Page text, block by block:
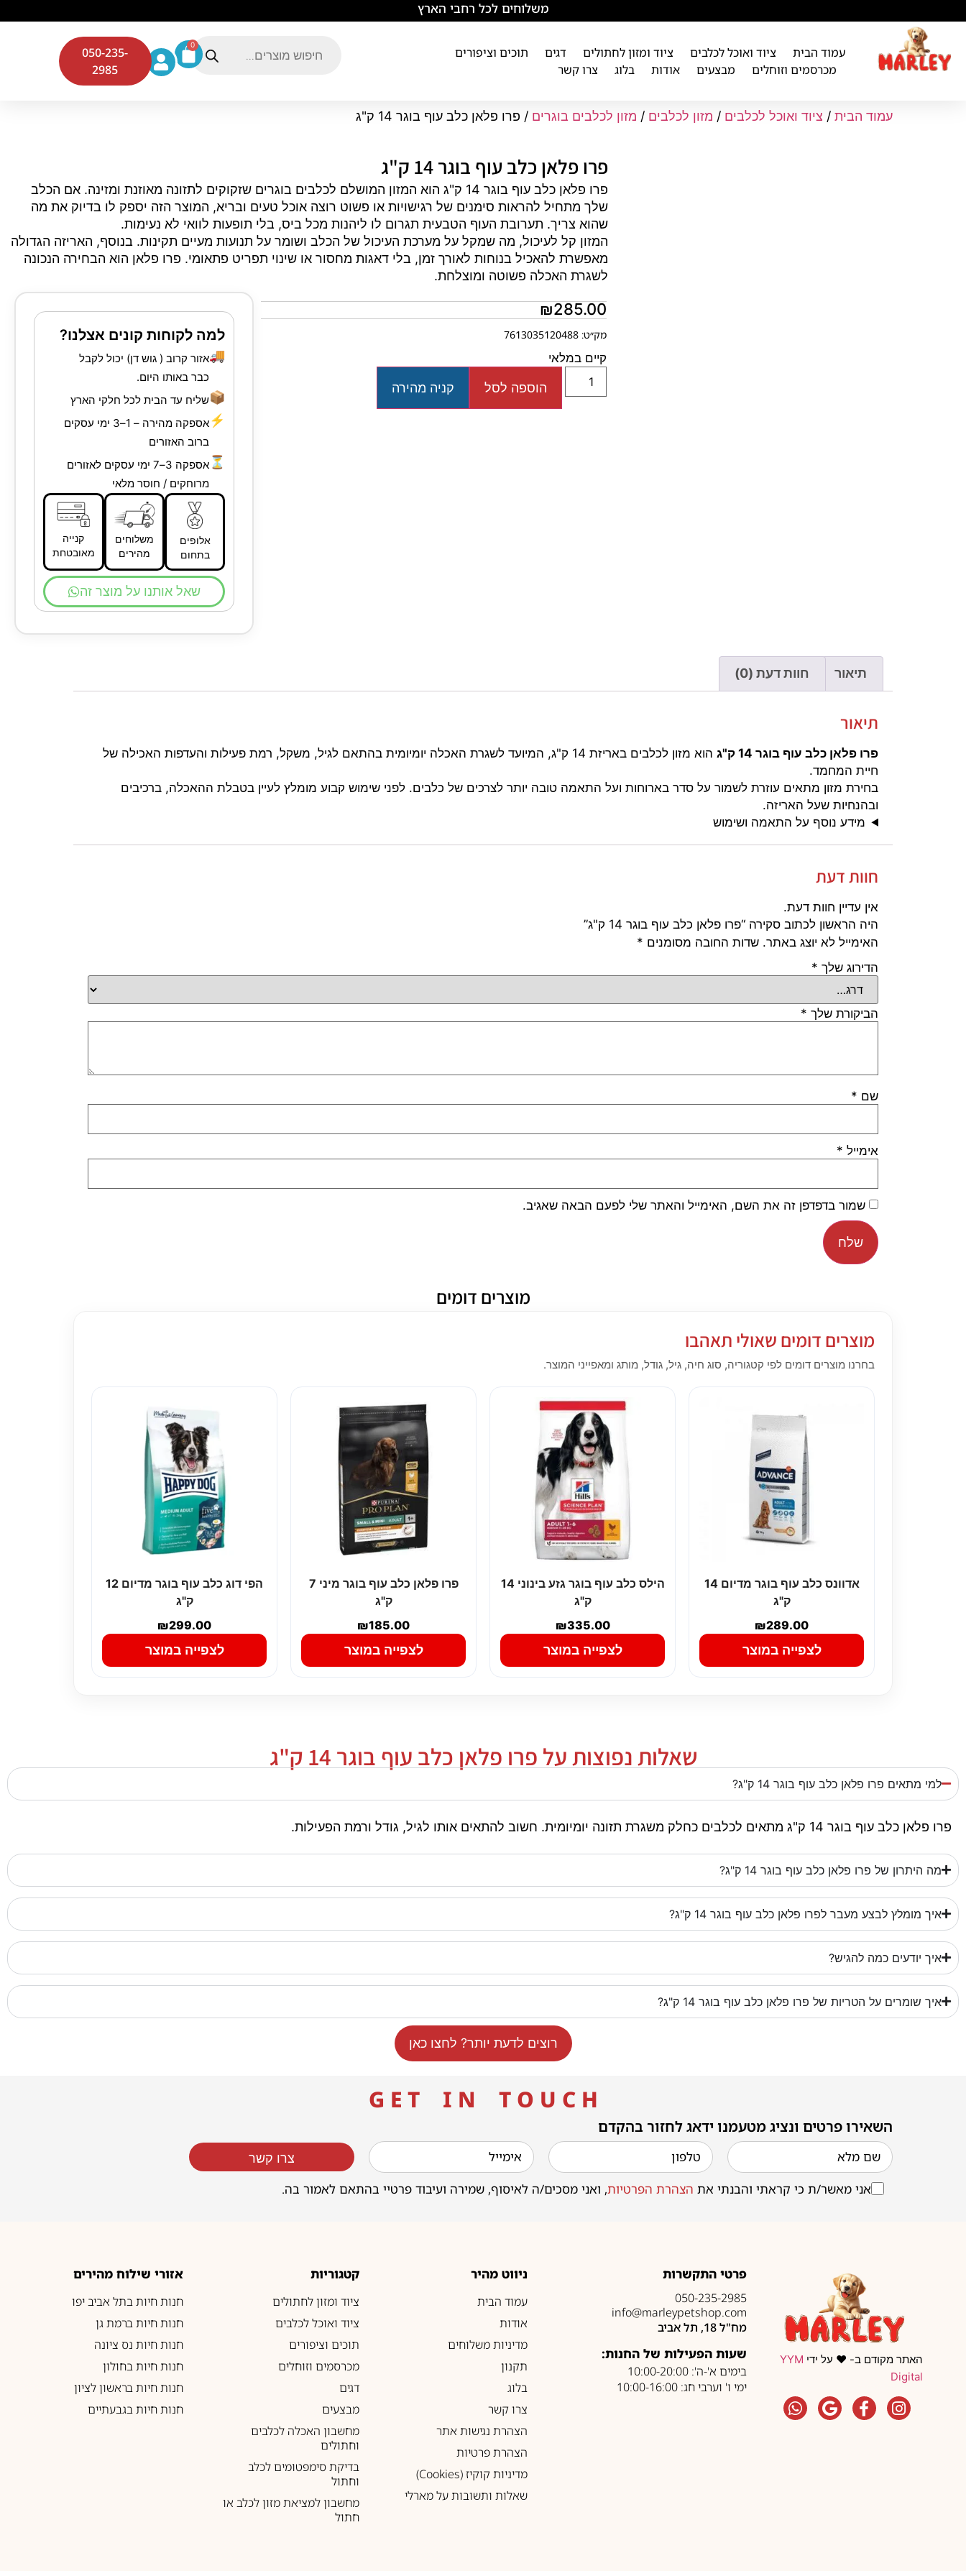
משלוחים לכל רחבי הארץ
עמוד הבית ציוד ואוכל לכלבים ציוד ומזון לחתולים דגים
תוכים וציפורים
מכרסמים וזוחלים
מבצעים אודות בלוג צרו קשר
0
050-235-
2985
עמוד הבית / ציוד ואוכל לכלבים / מזון לכלבים / מזון לכלבים בוגרים / פרו פלאן כלב עוף בוגר 14 ק"ג
פרו פלאן כלב עוף בוגר 14 ק"ג
פרו פלאן כלב עוף בוגר 14 ק"ג הוא המזון המושלם לכלבים בוגרים שזקוקים לתזונה מאוזנת ומזינה. אם הכלב
שלך מתחיל להראות סימנים של רגישויות או פשוט רוצה אוכל טעים ובריא, המוצר הזה יספק לו בדיוק את מה
שהוא צריך. תערובת העוף הטבעית תגרום לו ליהנות מכל ביס, בלי תופעות לוואי לא נעימות.
המזון קל לעיכול, מה שמקל על מערכת העיכול של הכלב ושומר על תנועות מעיים תקינות. בנוסף, האריזה הגדולה
מאפשרת להאכיל בנוחות לאורך זמן, בלי דאגות מחסור או שינוי תפריט פתאומי. פרו פלאן הוא הבחירה הנכונה
לשגרת האכלה פשוטה ומוצלחת.
₪285.00
מק״ט: 7613035120488
קיים במלאי
הוספה לסל קניה מהירה
למה לקוחות קונים אצלנו?
🚚אזור קרוב ( גוש דן) יכול לקבל
כבר באותו היום.
📦שליח עד הבית לכל חלקי הארץ
⚡
אספקה מהירה – 1–3 ימי עסקים
ברוב האזורים
⏳
אספקה 3–7 ימי עסקים לאזורים
מרוחקים / חוסר מלאי
אלופים
בתחום
משלוחים
מהירים
קנייה
מאובטחת
שאל אותנו על מוצר זה
תיאור חוות דעת (0)
תיאור
פרו פלאן כלב עוף בוגר 14 ק"ג
הוא מזון לכלבים באריזת 14 ק"ג, המיועד לשגרת האכלה יומיומית בהתאם לגיל, משקל, רמת פעילות והעדפות האכילה של
חיית המחמד.
בחירת מזון מתאים עוזרת לשמור על סדר בארוחות ועל התאמה טובה יותר לצרכים של כלבים. לפני שימוש קבוע מומלץ לעיין בטבלת ההאכלה, ברכיבים
ובהנחיות שעל האריזה.
מידע נוסף על התאמה ושימוש
חוות דעת
אין עדיין חוות דעת.
היה הראשון לכתוב סקירה “פרו פלאן כלב עוף בוגר 14 ק"ג”
האימייל לא יוצג באתר. שדות החובה מסומנים *
הדירוג שלך *
הביקורת שלך *
שם *
אימייל *
שמור בדפדפן זה את השם, האימייל והאתר שלי לפעם הבאה שאגיב.
מוצרים דומים
מוצרים דומים שאולי תאהבו
בחרנו מוצרים דומים לפי קטגוריה, סוג חיה, גיל, גודל, מותג ומאפייני המוצר.
אדוונס כלב עוף בוגר מדיום 14
ק"ג
₪289.00
לצפייה במוצר
הילס כלב עוף בוגר גזע בינוני 14
ק"ג
₪335.00
לצפייה במוצר
פרו פלאן כלב עוף בוגר מיני 7
ק"ג
₪185.00
לצפייה במוצר
הפי דוג כלב עוף בוגר מדיום 12
ק"ג
₪299.00
לצפייה במוצר
שאלות נפוצות על פרו פלאן כלב עוף בוגר 14 ק"ג
למי מתאים פרו פלאן כלב עוף בוגר 14 ק"ג?
פרו פלאן כלב עוף בוגר 14 ק"ג מתאים לכלבים כחלק משגרת תזונה יומיומית. חשוב להתאים אותו לגיל, גודל ורמת הפעילות.
מה היתרון של פרו פלאן כלב עוף בוגר 14 ק"ג?
איך מומלץ לבצע מעבר לפרו פלאן כלב עוף בוגר 14 ק"ג?
איך יודעים כמה להגיש?
איך שומרים על הטריות של פרו פלאן כלב עוף בוגר 14 ק"ג?
רוצים לדעת יותר? לחצו כאן
G E T I N T O U C H
השאירו פרטים ונציג מטעמנו ידאג לחזור בהקדם
אני מאשר/ת כי קראתי והבנתי את הצהרת הפרטיות, ואני מסכים/ה לאיסוף, שמירה ועיבוד פרטיי בהתאם לאמור בה.
צרו קשר
האתר מקודם ב- ❤️ על ידי YYM
Digital
פרטי התקשרות
050-235-2985
info@marleypetshop.com
מח"ל 18, תל אביב
שעות הפעילות של החנות:
בימים א'-ה': 10:00-20:00
ימי ו' וערבי חג: 10:00-16:00
ניווט מהיר
עמוד הבית
אודות
מדיניות משלוחים
תקנון
בלוג
צרו קשר
הצהרת נגישות אתר
הצהרת פרטיות
מדיניות קוקיז (Cookies)
שאלות ותשובות על מארלי
קטגוריות
ציוד ומזון לחתולים
ציוד ואוכל לכלבים
תוכים וציפורים
מכרסמים וזוחלים
דגים
מבצעים
מחשבון האכלה לכלבים
וחתולים
בדיקת סימפטומים לכלב
וחתול
מחשבון למציאת מזון לכלב או
חתול
אזורי שילוח מהירים
חנות חיות בתל אביב יפו
חנות חיות ברמת גן
חנות חיות נס ציונה
חנות חיות בחולון
חנות חיות בראשון לציון
חנות חיות בגבעתיים